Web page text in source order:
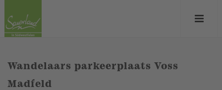
Wandelaars parkeerplaats Voss
Madfeld